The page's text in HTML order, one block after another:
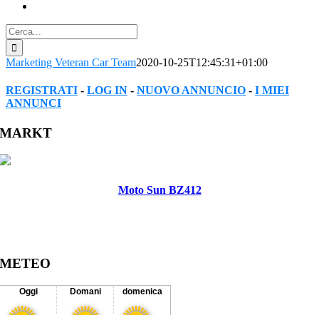
Cerca
per:
Marketing Veteran Car Team2020-10-25T12:45:31+01:00
REGISTRATI - LOG IN - NUOVO ANNUNCIO - I MIEI
ANNUNCI
Facebook
Twitter
Reddit
LinkedIn
WhatsApp
Tumblr
Pinterest
Vk
Xing
Email
MARKT
Moto Sun BZ412
METEO
Oggi Domani domenica